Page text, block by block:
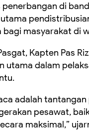
di
masyarakat di
Kapten Pas
utama dalam
adalah
pesawat,
maksimal,”